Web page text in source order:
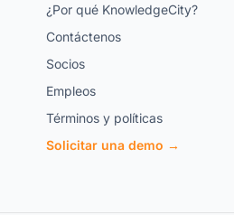
¿Por qué KnowledgeCity?
Contáctenos
Socios
Empleos
Términos y políticas
Solicitar una demo →